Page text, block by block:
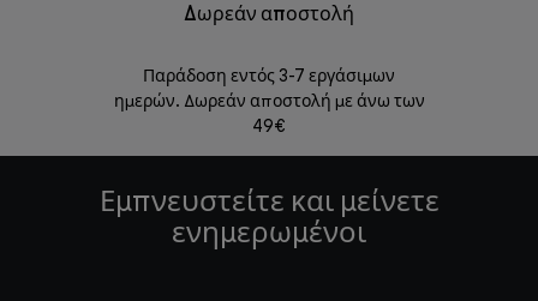
Δωρεάν αποστολή
Παράδοση εντός 3-7 εργάσιμων
ημερών. Δωρεάν αποστολή με άνω των
49€
Εμπνευστείτε και μείνετε
ενημερωμένοι